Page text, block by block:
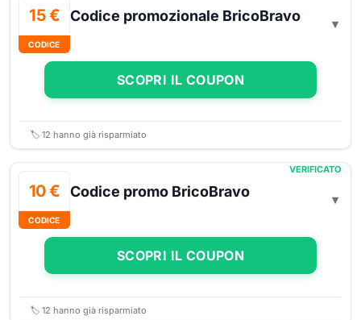
15 €
CODICE
Codice promozionale BricoBravo
SCOPRI IL COUPON
🏷️ 12 hanno già risparmiato
10 €
CODICE
VERIFICATO
Codice promo BricoBravo
SCOPRI IL COUPON
🏷️ 12 hanno già risparmiato